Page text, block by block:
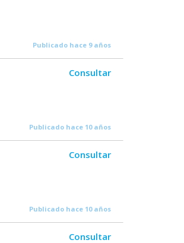
Publicado hace 9 años
Consultar
Publicado hace 10 años
Consultar
Publicado hace 10 años
Consultar